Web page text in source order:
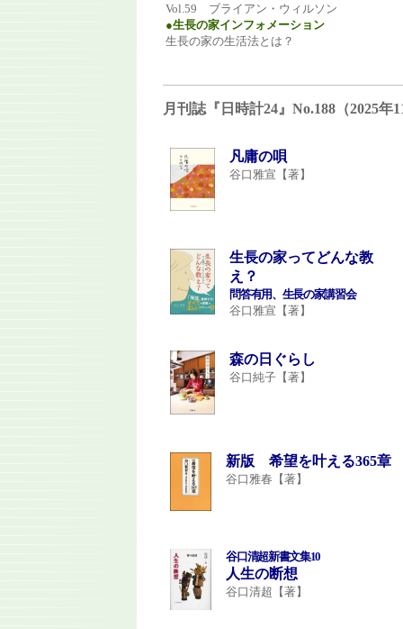
Vol.59 ブライアン・ウィルソン
●生長の家インフォメーション
生長の家の生活法とは？
月刊誌『日時計24』No.188（2025
凡庸の唄
谷口雅宣【著】
生長の家ってどんな教
え？
問答有用、生長の家講習会
谷口雅宣【著】
森の日ぐらし
谷口純子【著】
新版 希望を叶える365章
谷口雅春【著】
谷口清超新書文集10
人生の断想
谷口清超【著】